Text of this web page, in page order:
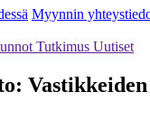
Myynnin
Tutkimus Uutiset
Vastikkeiden